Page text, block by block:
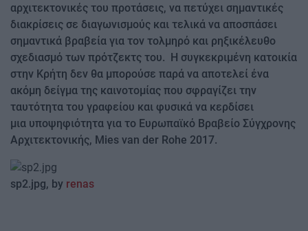
αρχιτεκτονικές του προτάσεις, να πετύχει σημαντικές
διακρίσεις σε διαγωνισμούς και τελικά να αποσπάσει
σημαντικά βραβεία για τον τολμηρό και ρηξικέλευθο
σχεδιασμό των πρότζεκτς του. Η συγκεκριμένη κατοικία
στην Κρήτη δεν θα μπορούσε παρά να αποτελεί ένα
ακόμη δείγμα της καινοτομίας που σφραγίζει την
ταυτότητα του γραφείου και φυσικά να κερδίσει
μια υποψηφιότητα για το Ευρωπαϊκό Βραβείο Σύγχρονης
Αρχιτεκτονικής, Mies van der Rohe 2017.
sp2.jpg, by renas